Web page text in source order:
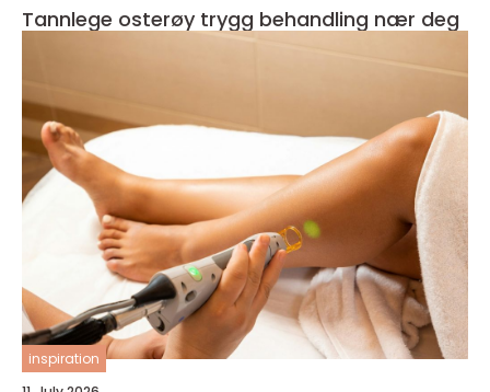
Tannlege osterøy trygg behandling nær deg
inspiration